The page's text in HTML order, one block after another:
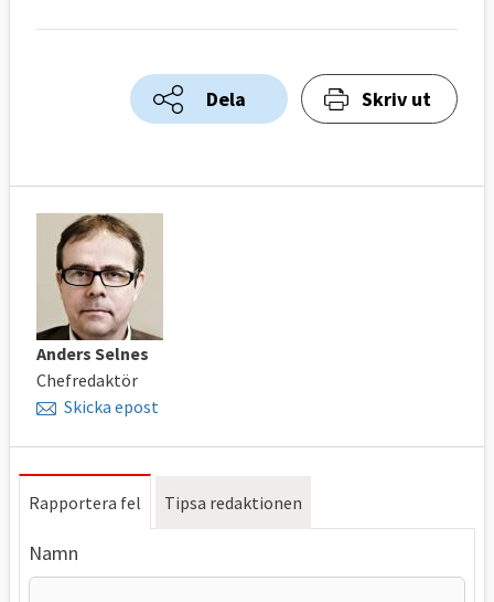
Dela Skriv ut
Anders Selnes
Chefredaktör
Skicka epost
Rapportera fel Tipsa redaktionen
Namn